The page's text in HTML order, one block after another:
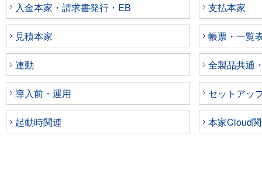
入金本家・請求書発行・EB 支払本家
見積本家 帳票・一覧
連動 全製品共通
導入前・運用 セットアッ
起動時関連 本家Cloud